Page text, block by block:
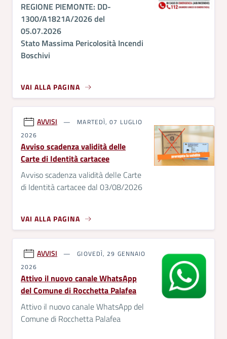
REGIONE PIEMONTE: DD-
1300/A1821A/2026 del
05.07.2026
Stato Massima Pericolosità Incendi
Boschivi
VAI ALLA PAGINA
AVVISI
MARTEDÌ, 07 LUGLIO
2026
Avviso scadenza validità delle
Carte di Identità cartacee
Avviso scadenza validità delle Carte
di Identità cartacee dal 03/08/2026
VAI ALLA PAGINA
AVVISI
GIOVEDÌ, 29 GENNAIO
2026
Attivo il nuovo canale WhatsApp
del Comune di Rocchetta Palafea
Attivo il nuovo canale WhatsApp del
Comune di Rocchetta Palafea